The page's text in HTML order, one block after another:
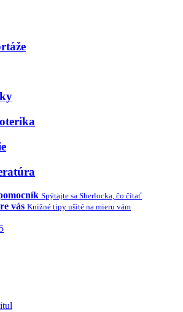
Spýtajte sa Sherlocka, čo čítať
vás Knižné tipy ušité na mieru vám